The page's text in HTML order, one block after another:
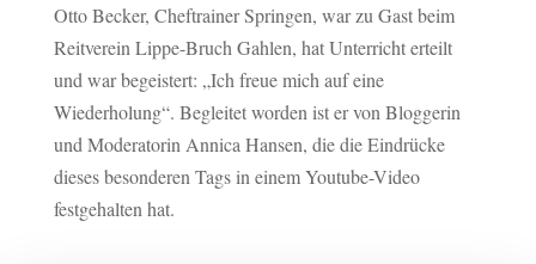
Otto Becker, Cheftrainer Springen, war zu Gast beim
Reitverein Lippe-Bruch Gahlen, hat Unterricht erteilt
und war begeistert: „Ich freue mich auf eine
Wiederholung“. Begleitet worden ist er von Bloggerin
und Moderatorin Annica Hansen, die die Eindrücke
dieses besonderen Tags in einem Youtube-Video
festgehalten hat.